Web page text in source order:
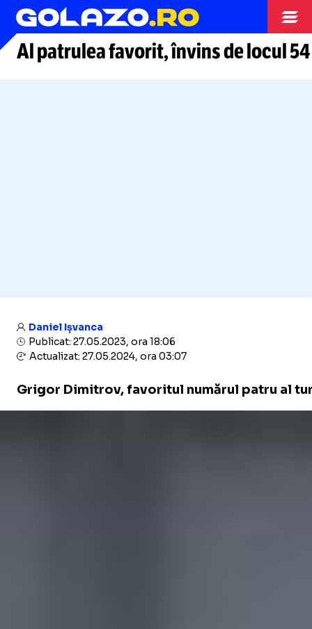
Tenis
Al patrulea favorit, învins de locul
Daniel Ișvanca
Publicat: 27.05.2023, ora 18:06
Actualizat: 27.05.2024, ora 03:07
Grigor Dimitrov, favoritul numărul patru al